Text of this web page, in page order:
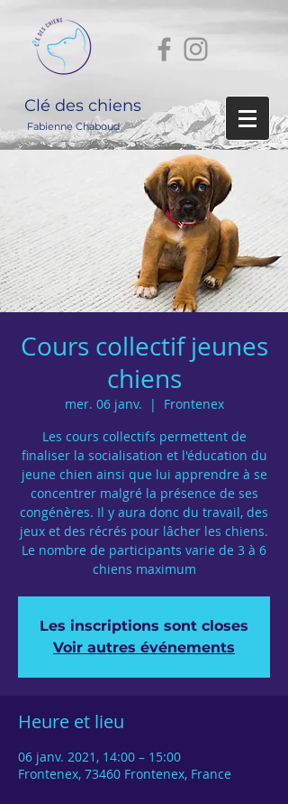
Clé des chiens
Fabienne Chaboud
Cours collectif jeunes
chiens
mer. 06 janv.
  |
Frontenex
Les cours collectifs permettent de
finaliser la socialisation et l'éducation du
jeune chien ainsi que lui apprendre à se
concentrer malgré la présence de ses
congénères. Il y aura donc du travail, des
jeux et des récrés pour lâcher les chiens.
Le nombre de participants varie de 3 à 6
chiens maximum
Les inscriptions sont closes
Voir autres événements
Heure et lieu
06 janv. 2021, 14:00 – 15:00
Frontenex, 73460 Frontenex, France